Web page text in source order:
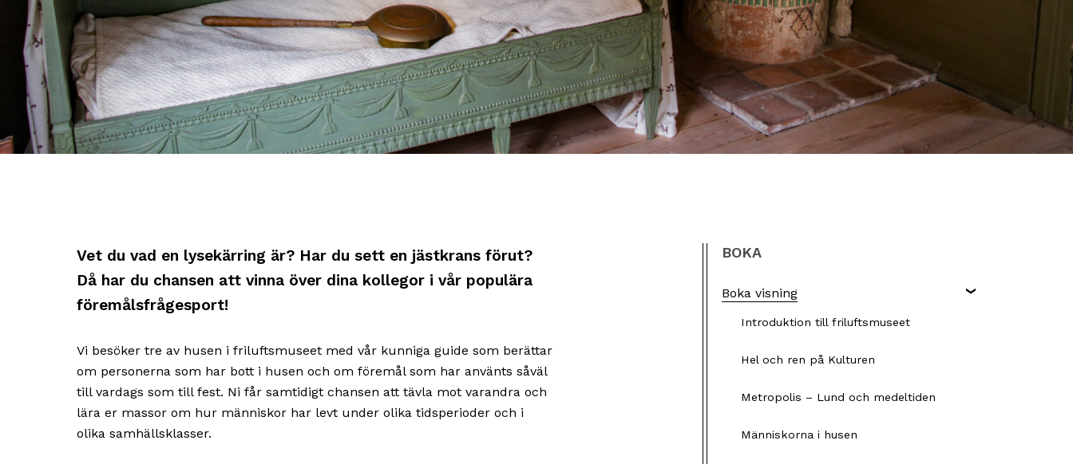
Vet du vad en lysekärring är? Har du sett en jästkrans förut?
Då har du chansen att vinna över dina kollegor i vår populära
föremålsfrågesport!
Vi besöker tre av husen i friluftsmuseet med vår kunniga guide som berättar
om personerna som har bott i husen och om föremål som har använts såväl
till vardags som till fest. Ni får samtidigt chansen att tävla mot varandra och
lära er massor om hur människor har levt under olika tidsperioder och i
olika samhällsklasser.
BOKA
Boka visning
Introduktion till friluftsmuseet
Hel och ren på Kulturen
Metropolis – Lund och medeltiden
Människorna i husen